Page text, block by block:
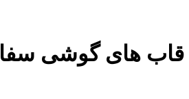
قاب های گوشی